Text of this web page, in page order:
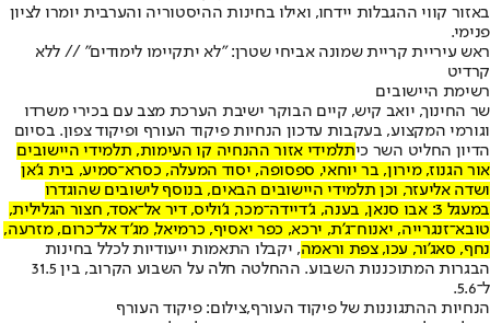
באזור קווי ההגבלות יידחו, ואילו בחינות ההיסטוריה והערבית יומרו לציון
פנימי.
ראש עיריית קריית שמונה אביחי שטרן: "לא יתקיימו לימודים" // ללא
קרדיט
רשימת היישובים
שר החינוך, יואב קיש, קיים הבוקר ישיבת הערכת מצב עם בכירי משרדו
וגורמי המקצוע, בעקבות עדכון הנחיות פיקוד העורף ופיקוד צפון. בסיום
הדיון החליט השר כיתלמידי אזור ההנחיה קו העימות, תלמידי היישובים
אור הגנוז, מירון, בר יוחאי, ספסופה, יסוד המעלה, כסרא־סמיע, בית ג’אן
ושדה אליעזר, וכן תלמידי היישובים הבאים, בנוסף לישובים שהוגדרו
במעגל 3: אבו סנאן, בענה, ג’דיידה־מכר, ג’וליס, דיר אל־אסד, חצור הגלילית,
טובא־זנגרייה, יאנוח־ג’ת, ירכא, כפר יאסיף, כרמיאל, מג’ד אל־כרום, מזרעה,
נחף, סאג’ור, עכו, צפת וראמה, יקבלו התאמות ייעודיות לכלל בחינות
הבגרות המתוכננות השבוע. ההחלטה חלה על השבוע הקרוב, בין 31.5
ל־5.6.
הנחיות ההתגוננות של פיקוד העורף,צילום: פיקוד העורף